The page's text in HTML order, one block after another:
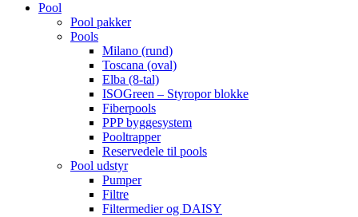
Pool
Pool pakker
Pools
Milano (rund)
Toscana (oval)
Elba (8-tal)
ISOGreen – Styropor blokke
Fiberpools
PPP byggesystem
Pooltrapper
Reservedele til pools
Pool udstyr
Pumper
Filtre
Filtermedier og DAISY